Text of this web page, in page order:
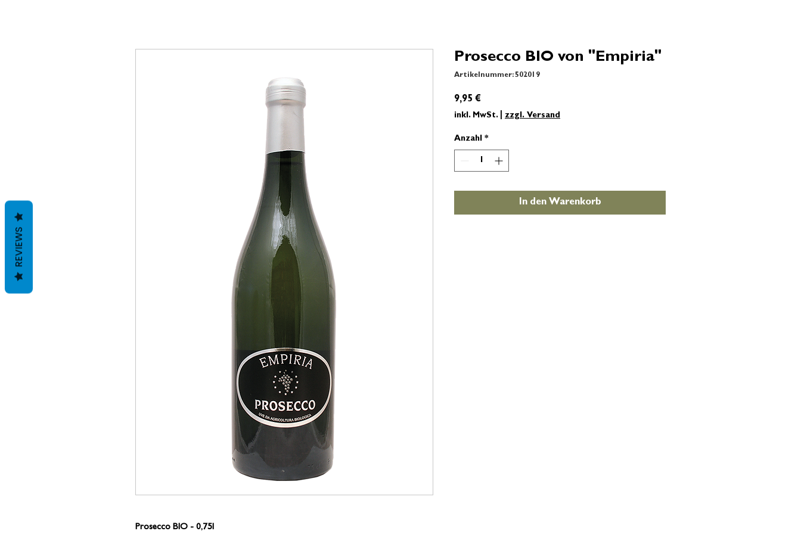
Prosecco BIO - 0,75l
Prosecco BIO von "Empiria"
Artikelnummer: 502019
9,95 €
inkl. MwSt.| zzgl. Versand
Anzahl *
In den Warenkorb
REVIEWS